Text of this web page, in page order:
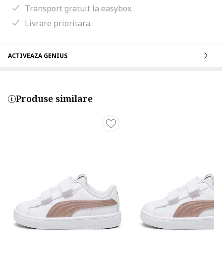
Transport gratuit la easybox.
Livrare prioritara.
ACTIVEAZA GENIUS
Produse similare